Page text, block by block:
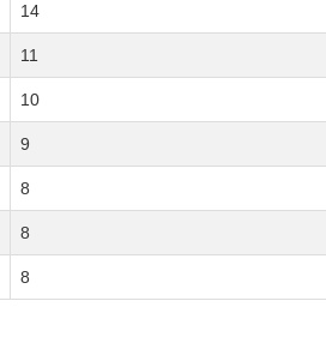
14
11
10
9
8
8
8